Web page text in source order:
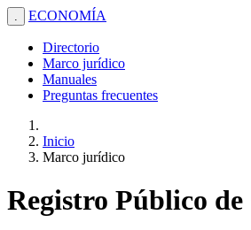
. ECONOMÍA
Directorio
Marco jurídico
Manuales
Preguntas frecuentes
Inicio
Marco jurídico
Registro Público